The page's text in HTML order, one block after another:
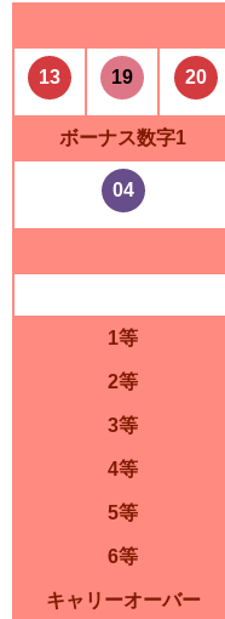
13 19 20
ボーナス数字1
04
1等
2等
3等
4等
5等
6等
キャリーオーバー